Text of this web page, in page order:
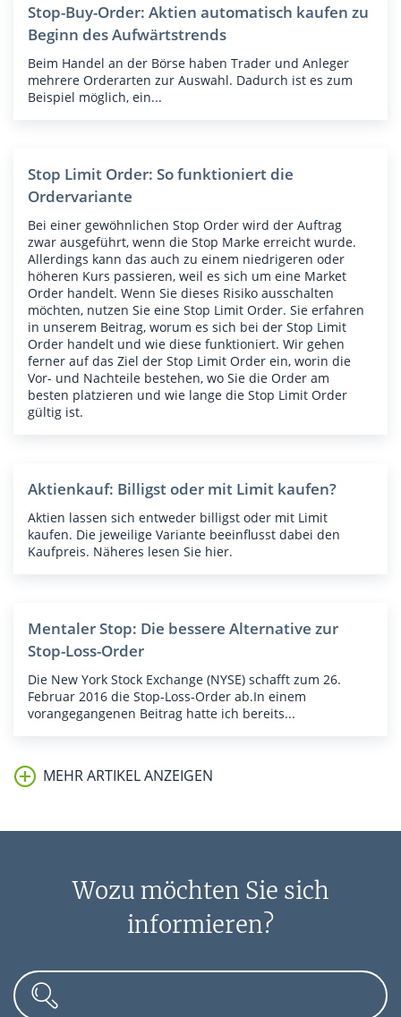
Stop-Buy-Order: Aktien automatisch kaufen zu
Beginn des Aufwärtstrends
Beim Handel an der Börse haben Trader und Anleger
mehrere Orderarten zur Auswahl. Dadurch ist es zum
Beispiel möglich, ein...
Stop Limit Order: So funktioniert die
Ordervariante
Bei einer gewöhnlichen Stop Order wird der Auftrag
zwar ausgeführt, wenn die Stop Marke erreicht wurde.
Allerdings kann das auch zu einem niedrigeren oder
höheren Kurs passieren, weil es sich um eine Market
Order handelt. Wenn Sie dieses Risiko ausschalten
möchten, nutzen Sie eine Stop Limit Order. Sie erfahren
in unserem Beitrag, worum es sich bei der Stop Limit
Order handelt und wie diese funktioniert. Wir gehen
ferner auf das Ziel der Stop Limit Order ein, worin die
Vor- und Nachteile bestehen, wo Sie die Order am
besten platzieren und wie lange die Stop Limit Order
gültig ist.
Aktienkauf: Billigst oder mit Limit kaufen?
Aktien lassen sich entweder billigst oder mit Limit
kaufen. Die jeweilige Variante beeinflusst dabei den
Kaufpreis. Näheres lesen Sie hier.
Mentaler Stop: Die bessere Alternative zur
Stop-Loss-Order
Die New York Stock Exchange (NYSE) schafft zum 26.
Februar 2016 die Stop-Loss-Order ab.In einem
vorangegangenen Beitrag hatte ich bereits...
MEHR ARTIKEL ANZEIGEN
Aktien-Order: Diese Varianten sollten Sie
Wissen ist an der Börse bares Geld wert. Dies gilt nicht
nur bei der Auswahl von Wertpapieren, sondern auch
Mentaler Stop vs. Stop-Loss-Order: Vor- und
Wozu möchten Sie sich
informieren?